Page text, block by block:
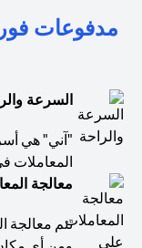
مدفوعات
السرعة
"آني" هي
المعاملات
معالجة
تتم معالجة